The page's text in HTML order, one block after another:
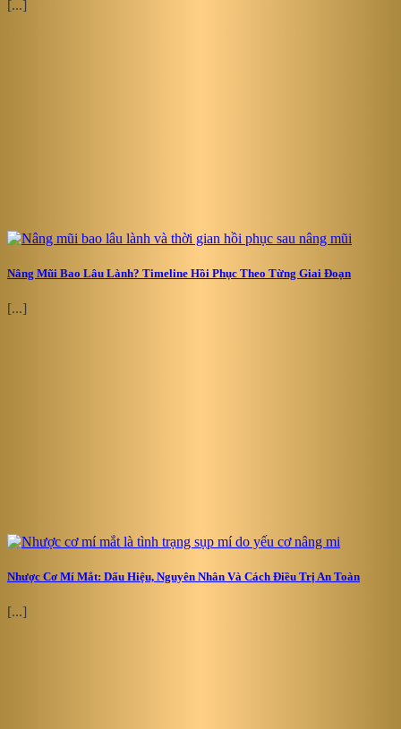
[...]
Nâng Mũi Bao Lâu Lành? Timeline Hồi Phục Theo Từng Giai Đoạn
[...]
Nhược Cơ Mí Mắt: Dấu Hiệu, Nguyên Nhân Và Cách Điều Trị An Toàn
[...]